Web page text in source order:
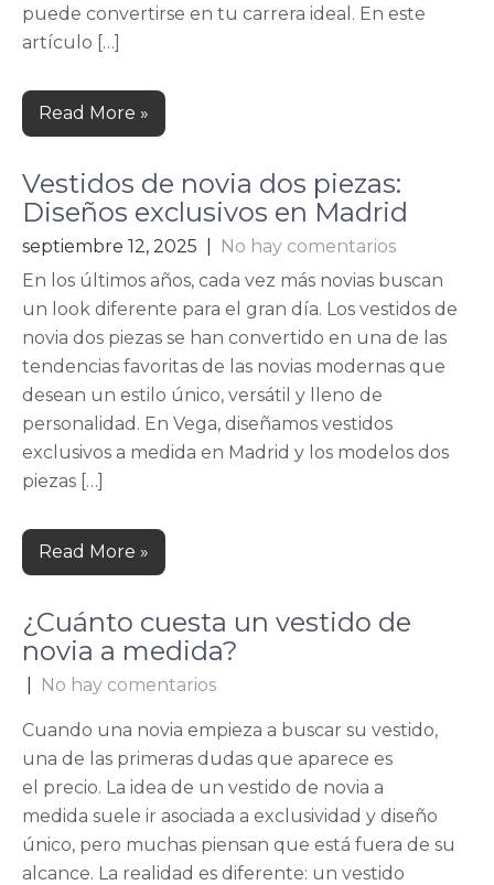
puede convertirse en tu carrera ideal. En este
artículo […]
Read More »
Vestidos de novia dos piezas:
Diseños exclusivos en Madrid
septiembre 12, 2025
No hay comentarios
En los últimos años, cada vez más novias buscan
un look diferente para el gran día. Los vestidos de
novia dos piezas se han convertido en una de las
tendencias favoritas de las novias modernas que
desean un estilo único, versátil y lleno de
personalidad. En Vega, diseñamos vestidos
exclusivos a medida en Madrid y los modelos dos
piezas […]
Read More »
¿Cuánto cuesta un vestido de
novia a medida?
No hay comentarios
Cuando una novia empieza a buscar su vestido,
una de las primeras dudas que aparece es
el precio. La idea de un vestido de novia a
medida suele ir asociada a exclusividad y diseño
único, pero muchas piensan que está fuera de su
alcance. La realidad es diferente: un vestido